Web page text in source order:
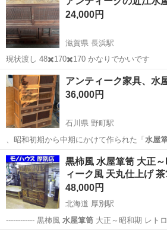
24,000円
滋賀県 長浜駅
現状渡し 48✖️170✖️170 かなりでかいです
滋賀 長浜市 長浜駅 その他 水
アンティーク家具、水
36,000円
石川県 野町駅
、昭和初期から中期にかけて作られた「 水屋
と呼ばれるアンティ…
石川 金沢市 野町駅 収納家具
黒柿風 水屋箪笥 大正
ィーク風 天丸仕上げ
48,000円
北海道 厚別駅
------------ 黒柿風 水屋箪笥大正～昭和期 レト